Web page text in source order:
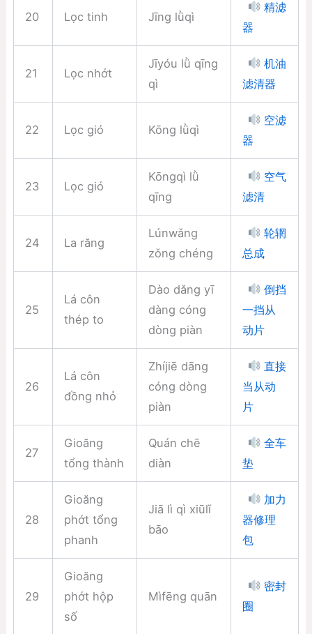
20 Lọc tinh Jīng lǜqì
精滤
器
21 Lọc nhớt
Jīyóu lǜ qīng
qì
机油
滤清器
22 Lọc gió Kōng lǜqì
空滤
器
23 Lọc gió
Kōngqì lǜ
qīng
空气
滤清
24 La răng
Lúnwǎng
zǒng chéng
轮辋
总成
25
Lá côn
thép to
Dào dǎng yī
dàng cóng
dòng piàn
倒挡
一挡从
动片
26
Lá côn
đồng nhỏ
Zhíjiē dāng
cóng dòng
piàn
直接
当从动
片
27
Gioăng
tổng thành
Quán chē
diàn
全车
垫
28
Gioăng
phớt tổng
phanh
Jiā lì qì xiūlǐ
bāo
加力
器修理
包
29
Gioăng
phớt hộp
số
Mìfēng quān
密封
圈